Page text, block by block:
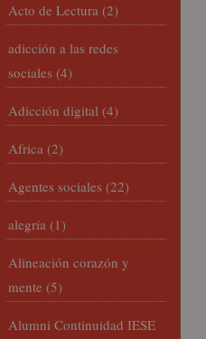
Acto de Lectura (2)
adicción a las redes
sociales (4)
Adicción digital (4)
Africa (2)
Agentes sociales (22)
alegría (1)
Alineación corazón y
mente (5)
Alumni Continuidad IESE